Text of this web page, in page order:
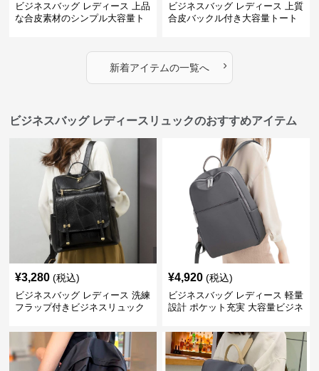
ビジネスバッグ レディース 上品
な合皮素材のシンプル大容量ト
ビジネスバッグ レディース 上質
合皮バックル付き大容量トート
新着アイテムの一覧へ ›
ビジネスバッグ レディースリュックのおすすめアイテム
¥3,280 (税込)
ビジネスバッグ レディース 洗練
フラップ付きビジネスリュック
¥4,920 (税込)
ビジネスバッグ レディース 軽量
設計 ポケット充実 大容量ビジネ